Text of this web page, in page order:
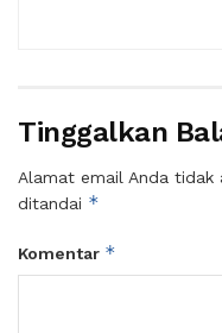
Tinggalkan
Alamat email Anda tidak
ditandai *
Komentar *